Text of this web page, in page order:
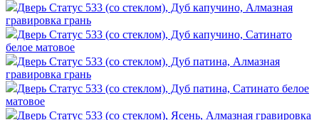
Дверь Статус 533 (со стеклом), Дуб капучино, Алмазная
гравировка грань
Дверь Статус 533 (со стеклом), Дуб капучино, Сатинато
белое матовое
Дверь Статус 533 (со стеклом), Дуб патина, Алмазная
гравировка грань
Дверь Статус 533 (со стеклом), Дуб патина, Сатинато белое
матовое
Дверь Статус 533 (со стеклом), Ясень, Алмазная гравировка